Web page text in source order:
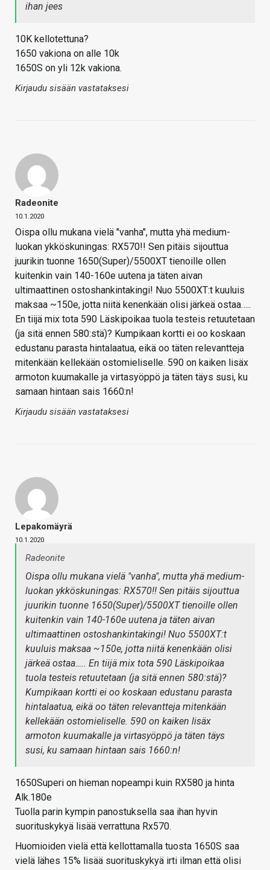
ihan jees
10K kellotettuna?
1650 vakiona on alle 10k
1650S on yli 12k vakiona.
Kirjaudu sisään vastataksesi
Radeonite
10.1.2020
Oispa ollu mukana vielä "vanha", mutta yhä medium-
luokan ykköskuningas: RX570!! Sen pitäis sijouttua
juurikin tuonne 1650(Super)/5500XT tienoille ollen
kuitenkin vain 140-160e uutena ja täten aivan
ultimaattinen ostoshankintakingi! Nuo 5500XT:t kuuluis
maksaa ~150e, jotta niitä kenenkään olisi järkeä ostaa…..
En tiijä mix tota 590 Läskipoikaa tuola testeis retuutetaan
(ja sitä ennen 580:stä)? Kumpikaan kortti ei oo koskaan
edustanu parasta hintalaatua, eikä oo täten relevantteja
mitenkään kellekään ostomieliselle. 590 on kaiken lisäx
armoton kuumakalle ja virtasyöppö ja täten täys susi, ku
samaan hintaan sais 1660:n!
Kirjaudu sisään vastataksesi
Lepakomäyrä
10.1.2020
Radeonite
Oispa ollu mukana vielä "vanha", mutta yhä medium-
luokan ykköskuningas: RX570!! Sen pitäis sijouttua
juurikin tuonne 1650(Super)/5500XT tienoille ollen
kuitenkin vain 140-160e uutena ja täten aivan
ultimaattinen ostoshankintakingi! Nuo 5500XT:t
kuuluis maksaa ~150e, jotta niitä kenenkään olisi
järkeä ostaa….. En tiijä mix tota 590 Läskipoikaa
tuola testeis retuutetaan (ja sitä ennen 580:stä)?
Kumpikaan kortti ei oo koskaan edustanu parasta
hintalaatua, eikä oo täten relevantteja mitenkään
kellekään ostomieliselle. 590 on kaiken lisäx
armoton kuumakalle ja virtasyöppö ja täten täys
susi, ku samaan hintaan sais 1660:n!
1650Superi on hieman nopeampi kuin RX580 ja hinta
Alk.180e
Tuolla parin kympin panostuksella saa ihan hyvin
suorituskykyä lisää verrattuna Rx570.
Huomioiden vielä että kellottamalla tuosta 1650S saa
vielä lähes 15% lisää suorituskykyä irti ilman että olisi